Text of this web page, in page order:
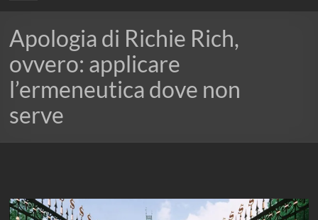
Apologia di Richie Rich,
ovvero: applicare
l’ermeneutica dove non
serve